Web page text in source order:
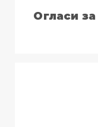
Огласи